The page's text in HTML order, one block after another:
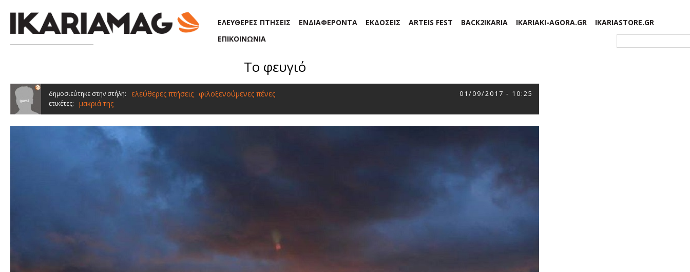
ΕΛΕΥΘΕΡΕΣ ΠΤΗΣΕΙΣ ΕΝΔΙΑΦΕΡΟΝΤΑ ΕΚΔΟΣΕΙΣ ARTEIS FEST BACK2IKARIA IKARIAKI-AGORA.GR
IKARIASTORE.GR
ΕΠΙΚΟΙΝΩΝΙΑ
Το φευγιό
δημοσιεύτηκε στην στήλη: ελεύθερες πτήσεις φιλοξενούμενες πένες 01/09/2017 - 10:25
ετικέτες: μακριά της